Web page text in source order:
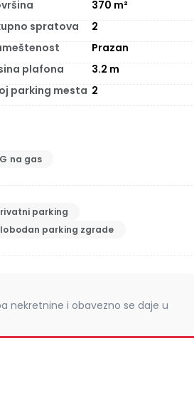
370 m²
spratova
2
Prazan
plafona 3.2 m
parking mesta 2
na gas
parking
parking zgrade
nekretnine i obavezno se daje u